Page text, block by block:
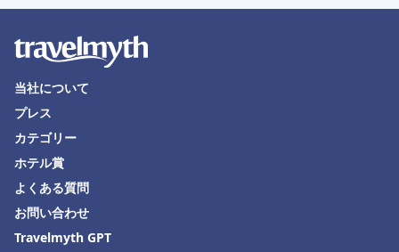
当社について
プレス
カテゴリー
ホテル賞
よくある質問
お問い合わせ
Travelmyth GPT